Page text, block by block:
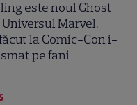
este noul Ghost
Marvel.
la Comic-Con i-
pe fani